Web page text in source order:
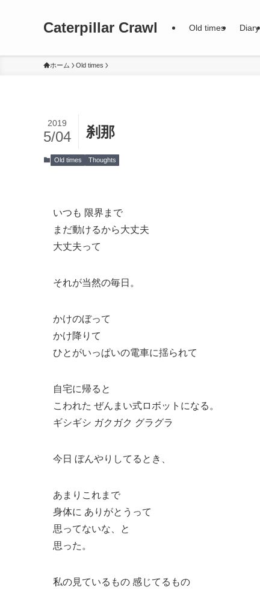
Caterpillar Crawl Old times Diary
ホーム Old times
刹那
2019
5/04
Old times Thoughts
いつも 限界まで
まだ動けるから大丈夫
大丈夫って
それが当然の毎日。
かけのぼって
かけ降りて
ひとがいっぱいの電車に揺られて
自宅に帰ると
こわれた ぜんまい式ロボットになる。
ギシギシ ガクガク グラグラ
今日 ぼんやりしてるとき、
あまりこれまで
身体に ありがとうって
思ってないな、と
思った。
私の見ているもの 感じてるもの